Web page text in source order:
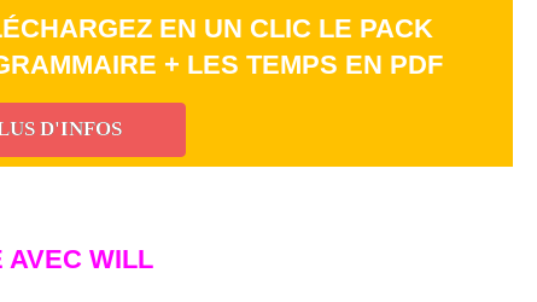
EN UN CLIC LE PACK
+ LES TEMPS EN PDF
D'INFOS
AVEC WILL